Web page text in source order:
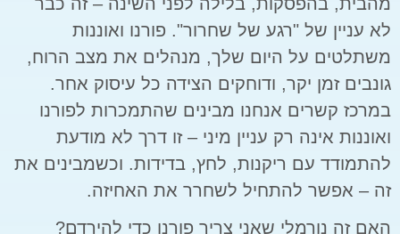
מהבית, בהפסקות, בלילה לפני השינה – זה כבר
לא עניין של "רגע של שחרור". פורנו ואוננות
משתלטים על היום שלך, מנהלים את מצב הרוח,
גונבים זמן יקר, ודוחקים הצידה כל עיסוק אחר.
במרכז קשרים אנחנו מבינים שהתמכרות לפורנו
ואוננות אינה רק עניין מיני – זו דרך לא מודעת
להתמודד עם ריקנות, לחץ, בדידות. וכשמבינים את
זה – אפשר להתחיל לשחרר את האחיזה.
האם זה נורמלי שאני צריך פורנו כדי להירדם?